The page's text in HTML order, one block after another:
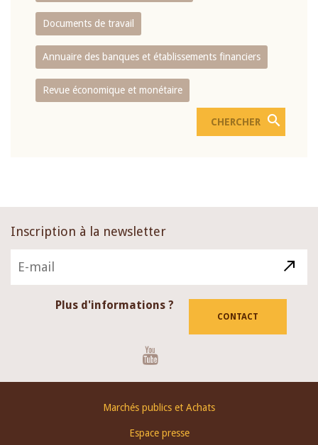
Documents de travail
Annuaire des banques et établissements financiers
Revue économique et monétaire
Inscription à la newsletter
Plus d'informations ?
CONTACT
Marchés publics et Achats
Espace presse